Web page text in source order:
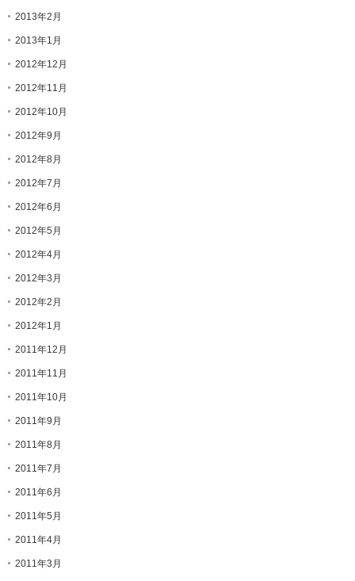
2013年2月
2013年1月
2012年12月
2012年11月
2012年10月
2012年9月
2012年8月
2012年7月
2012年6月
2012年5月
2012年4月
2012年3月
2012年2月
2012年1月
2011年12月
2011年11月
2011年10月
2011年9月
2011年8月
2011年7月
2011年6月
2011年5月
2011年4月
2011年3月